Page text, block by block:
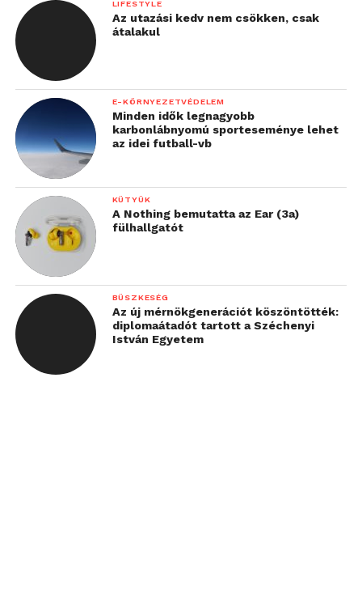
LIFESTYLE
Az utazási kedv nem csökken, csak
átalakul
karbonlábnyomú sporteseménye lehet
az idei futball-vb
fülhallgatót
diplomaátadót tartott a Széchenyi
István Egyetem